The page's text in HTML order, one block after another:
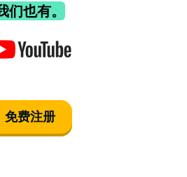
们也有。
免费注册